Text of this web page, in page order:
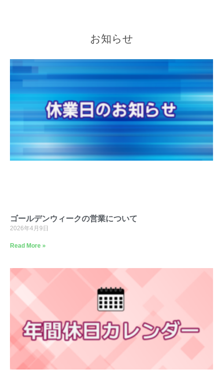
お知らせ
ゴールデンウィークの営業について
2026年4月9日
Read More »